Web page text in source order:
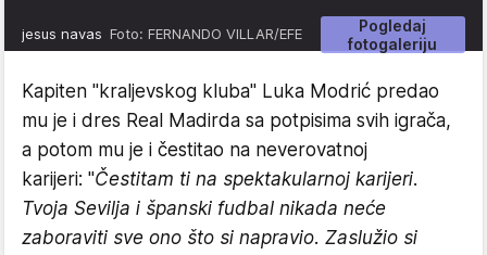
Pogledaj
fotogaleriju
jesus navas Foto: FERNANDO VILLAR/EFE
Kapiten "kraljevskog kluba" Luka Modrić predao
mu je i dres Real Madirda sa potpisima svih igrača,
a potom mu je i čestitao na neverovatnoj
karijeri: "Čestitam ti na spektakularnoj karijeri.
Tvoja Sevilja i španski fudbal nikada neće
zaboraviti sve ono što si napravio. Zaslužio si